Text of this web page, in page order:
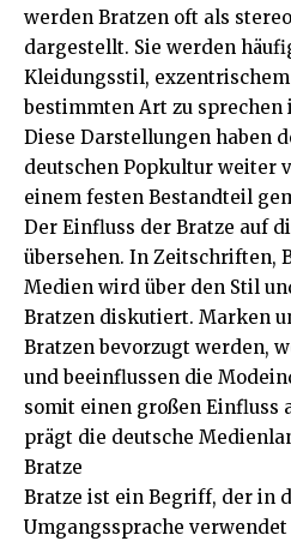
werden Bratzen oft als
dargestellt. Sie werden
Kleidungsstil,
bestimmten Art zu sprechen
Diese Darstellungen haben
deutschen Popkultur weiter
einem festen Bestandteil
Der Einfluss der Bratze auf
übersehen. In Zeitschriften,
Medien wird über den Stil
Bratzen diskutiert. Marken
Bratzen bevorzugt werden,
und beeinflussen die
somit einen großen Einfluss
prägt die deutsche
Bratze
Bratze ist ein Begriff, der in
Umgangssprache